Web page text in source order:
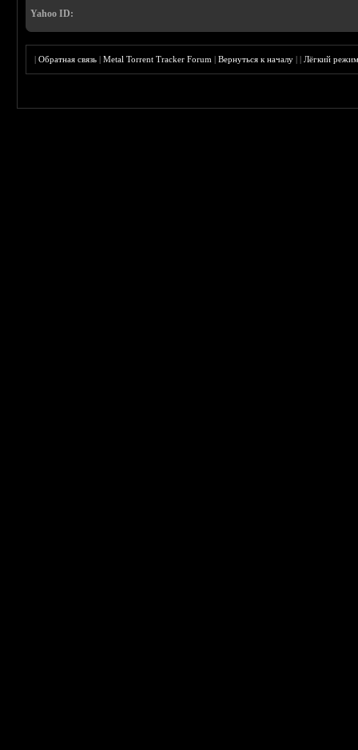
Yahoo ID:
|Обратная связь |Metal Torrent Tracker Forum |Вернуться к началу ||Лёгкий